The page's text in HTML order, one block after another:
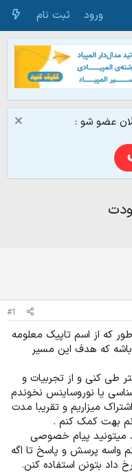
ورود ثبت نام
عضو شو :
#1
که از اسم تاپیک معلومه
که هدف این مسیر
طی کنی و از تجربیات و
یا نوروساینس نخوندم
میزاریم و تقریبا مدت
بهت کمک کنم .
میتونید پیام خصوصی
واسه پرسش و پاسخ تا اگه
بتونن استفاده کنن.